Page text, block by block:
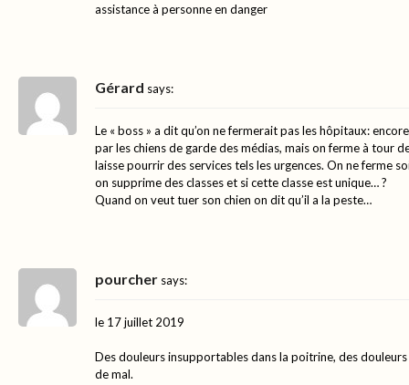
assistance à personne en danger
Gérard says:
Le « boss » a dit qu’on ne fermerait pas les hôpitaux:
par les chiens de garde des médias, mais on ferme à tour
laisse pourrir des services tels les urgences. On ne ferme
on supprime des classes et si cette classe est unique… ?
Quand on veut tuer son chien on dit qu’il a la peste…
pourcher says:
le 17 juillet 2019
Des douleurs insupportables dans la poitrine, des
de mal.